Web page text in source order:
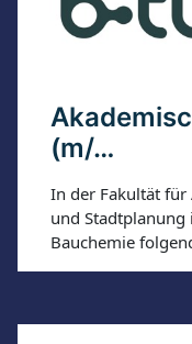
(m/…
In der Fakultät für
und Stadtplanung
Bauchemie